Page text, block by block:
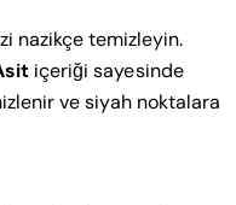
nazikçe temizleyin.
içeriği sayesinde
ve siyah noktalara